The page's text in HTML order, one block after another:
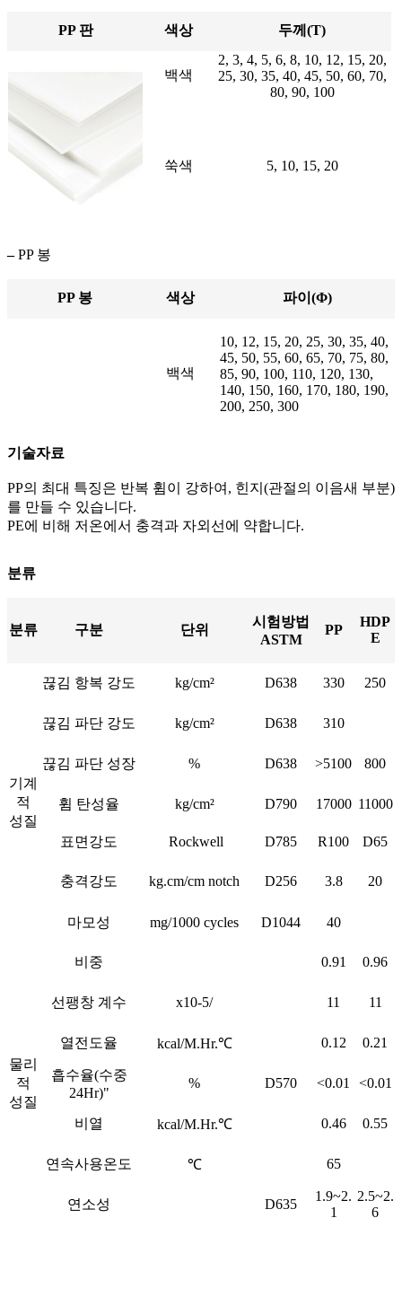
PP 판 색상 두께(T)
백색
2, 3, 4, 5, 6, 8, 10, 12, 15, 20,
25, 30, 35, 40, 45, 50, 60, 70,
80, 90, 100
쑥색 5, 10, 15, 20
–PP 봉
PP 봉 색상 파이(Φ)
백색
10, 12, 15, 20, 25, 30, 35, 40,
45, 50, 55, 60, 65, 70, 75, 80,
85, 90, 100, 110, 120, 130,
140, 150, 160, 170, 180, 190,
200, 250, 300
기술자료
PP의 최대 특징은 반복 휨이 강하여, 힌지(관절의 이음새 부분)
를 만들 수 있습니다.
PE에 비해 저온에서 충격과 자외선에 약합니다.
분류
분류 구분 단위
시험방법
ASTM
PP
HDP
E
기계
적
성질
끊김 항복 강도 kg/cm² D638 330 250
끊김 파단 강도 kg/cm² D638 310
끊김 파단 성장 % D638 >5100 800
휨 탄성율 kg/cm² D790 17000 11000
표면강도 Rockwell D785 R100 D65
충격강도 kg.cm/cm notch D256 3.8 20
마모성 mg/1000 cycles D1044 40
물리
적
성질
비중 0.91 0.96
선팽창 계수 x10-5/ 11 11
열전도율 kcal/M.Hr.℃ 0.12 0.21
흡수율(수중
24Hr)"
% D570 <0.01 <0.01
비열 kcal/M.Hr.℃ 0.46 0.55
연속사용온도 ℃ 65
연소성 D635
1.9~2.
1
2.5~2.
6